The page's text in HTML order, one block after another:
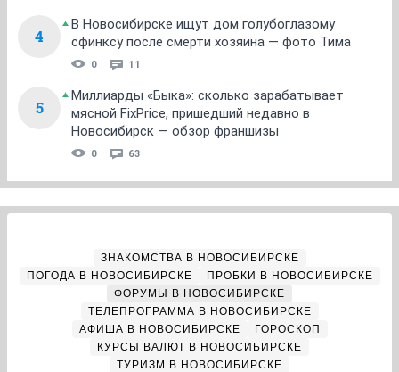
4
В Новосибирске ищут дом голубоглазому
сфинксу после смерти хозяина — фото Тима
0 11
5
Миллиарды «Быка»: сколько зарабатывает
мясной FixPrice, пришедший недавно в
Новосибирск — обзор франшизы
0 63
ЗНАКОМСТВА В НОВОСИБИРСКЕ
ПОГОДА В НОВОСИБИРСКЕ
ПРОБКИ В НОВОСИБИРСКЕ
ФОРУМЫ В НОВОСИБИРСКЕ
ТЕЛЕПРОГРАММА В НОВОСИБИРСКЕ
АФИША В НОВОСИБИРСКЕ
ГОРОСКОП
КУРСЫ ВАЛЮТ В НОВОСИБИРСКЕ
ТУРИЗМ В НОВОСИБИРСКЕ